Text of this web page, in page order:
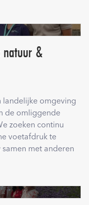
&
landelijke omgeving
de omliggende
zoeken continu
voetafdruk te
met anderen